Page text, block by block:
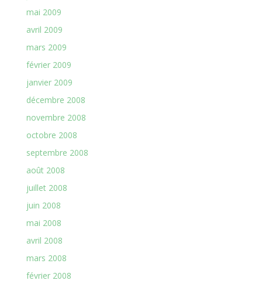
mai 2009
avril 2009
mars 2009
février 2009
janvier 2009
décembre 2008
novembre 2008
octobre 2008
septembre 2008
août 2008
juillet 2008
juin 2008
mai 2008
avril 2008
mars 2008
février 2008